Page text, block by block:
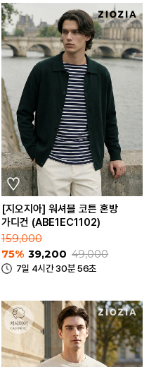
[지오지아] 워셔블 코튼 혼방
가디건 (ABE1EC1102)
159,000
75% 39,200 49,000
7일 4시간 30분 56초